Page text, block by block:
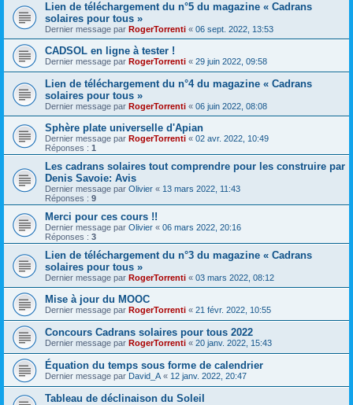
Lien de téléchargement du n°5 du magazine « Cadrans
solaires pour tous »
Dernier message par RogerTorrenti « 06 sept. 2022, 13:53
CADSOL en ligne à tester !
Dernier message par RogerTorrenti « 29 juin 2022, 09:58
Lien de téléchargement du n°4 du magazine « Cadrans
solaires pour tous »
Dernier message par RogerTorrenti « 06 juin 2022, 08:08
Sphère plate universelle d'Apian
Dernier message par RogerTorrenti « 02 avr. 2022, 10:49
Réponses : 1
Les cadrans solaires tout comprendre pour les construire par
Denis Savoie: Avis
Dernier message par Olivier « 13 mars 2022, 11:43
Réponses : 9
Merci pour ces cours !!
Dernier message par Olivier « 06 mars 2022, 20:16
Réponses : 3
Lien de téléchargement du n°3 du magazine « Cadrans
solaires pour tous »
Dernier message par RogerTorrenti « 03 mars 2022, 08:12
Mise à jour du MOOC
Dernier message par RogerTorrenti « 21 févr. 2022, 10:55
Concours Cadrans solaires pour tous 2022
Dernier message par RogerTorrenti « 20 janv. 2022, 15:43
Équation du temps sous forme de calendrier
Dernier message par David_A « 12 janv. 2022, 20:47
Tableau de déclinaison du Soleil